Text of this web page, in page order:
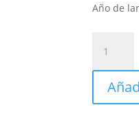
Año de
15
pulgadas
con